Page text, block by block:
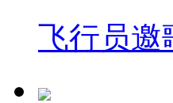
飞行员邀